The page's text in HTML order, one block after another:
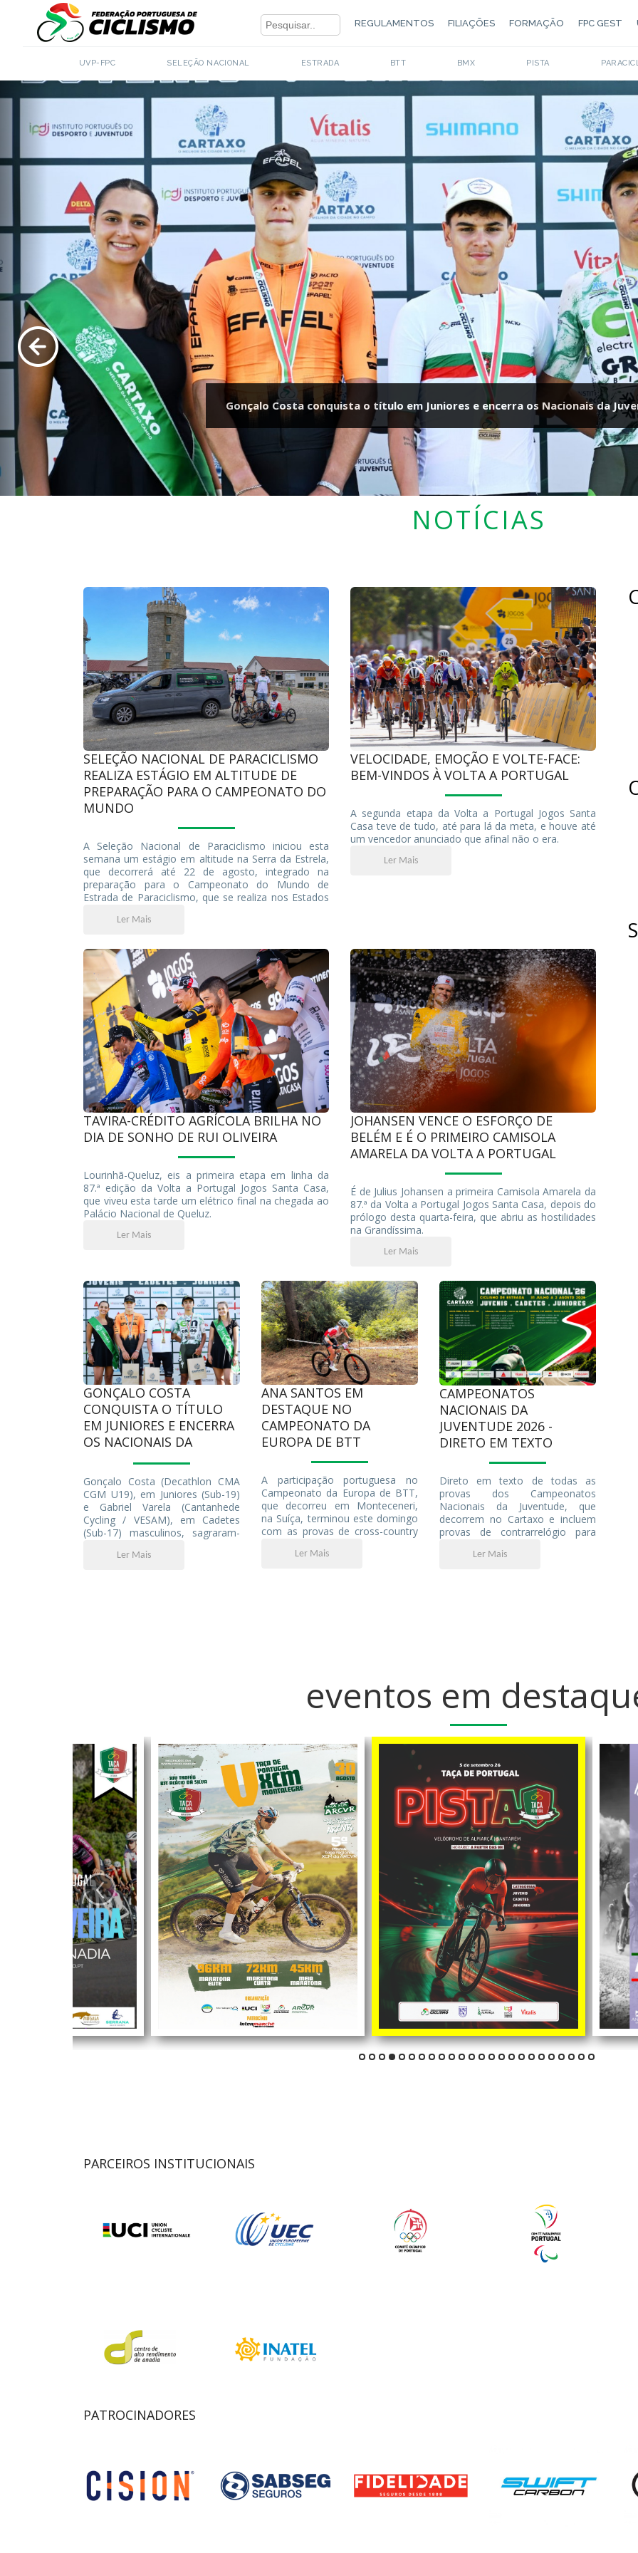
REGULAMENTOS FILIAÇÕES FORMAÇÃO FPC GEST
UVP-FPC SELEÇÃO NACIONAL ESTRADA BTT BMX PISTA
Seleção Nacional de Paraciclismo realiza estágio em altitude de preparação
Mundo
Gonçalo Costa conquista o título em Juniores e encerra os Nacionais da
NOTÍCIAS
SELEÇÃO NACIONAL DE PARACICLISMO
REALIZA ESTÁGIO EM ALTITUDE DE
PREPARAÇÃO PARA O CAMPEONATO DO
MUNDO
A Seleção Nacional de Paraciclismo iniciou esta
semana um estágio em altitude na Serra da Estrela,
que decorrerá até 22 de agosto, integrado na
preparação para o Campeonato do Mundo de
Estrada de Paraciclismo, que se realiza nos Estados
Ler Mais
VELOCIDADE, EMOÇÃO E VOLTE-FACE:
BEM-VINDOS À VOLTA A PORTUGAL
A segunda etapa da Volta a Portugal Jogos Santa
Casa teve de tudo, até para lá da meta, e houve até
um vencedor anunciado que afinal não o era.
Ler Mais
TAVIRA-CRÉDITO AGRÍCOLA BRILHA NO
DIA DE SONHO DE RUI OLIVEIRA
Lourinhã-Queluz, eis a primeira etapa em linha da
87.ª edição da Volta a Portugal Jogos Santa Casa,
que viveu esta tarde um elétrico final na chegada ao
Palácio Nacional de Queluz.
Ler Mais
JOHANSEN VENCE O ESFORÇO DE
BELÉM E É O PRIMEIRO CAMISOLA
AMARELA DA VOLTA A PORTUGAL
É de Julius Johansen a primeira Camisola Amarela da
87.ª da Volta a Portugal Jogos Santa Casa, depois do
prólogo desta quarta-feira, que abriu as hostilidades
na Grandíssima.
Ler Mais
GONÇALO COSTA
CONQUISTA O TÍTULO
EM JUNIORES E ENCERRA
OS NACIONAIS DA
JUVENTUDE NO
CARTAXO
Gonçalo Costa (Decathlon CMA
CGM U19), em Juniores (Sub-19)
e Gabriel Varela (Cantanhede
Cycling / VESAM), em Cadetes
(Sub-17) masculinos, sagraram-
Nacionais de Fundo, naquele que
Ler Mais
ANA SANTOS EM
DESTAQUE NO
CAMPEONATO DA
EUROPA DE BTT
A participação portuguesa no
Campeonato da Europa de BTT,
que decorreu em Monteceneri,
na Suíça, terminou este domingo
com as provas de cross-country
Santos esteve em evidência ao
Ler Mais
CAMPEONATOS
NACIONAIS DA
JUVENTUDE 2026 -
DIRETO EM TEXTO
Direto em texto de todas as
provas dos Campeonatos
Nacionais da Juventude, que
decorrem no Cartaxo e incluem
provas de contrarrelógio para
(Juniores) e provas de fundo para
Ler Mais
eventos em
‹
PARCEIROS INSTITUCIONAIS
PATROCINADORES